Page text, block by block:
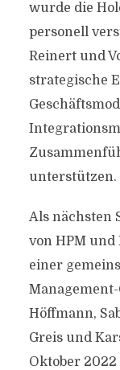
wurde die
personell
Reinert und
strategische
unterstützen.
Als nächsten
von HPM und
einer
Höffmann,
Greis und
Oktober